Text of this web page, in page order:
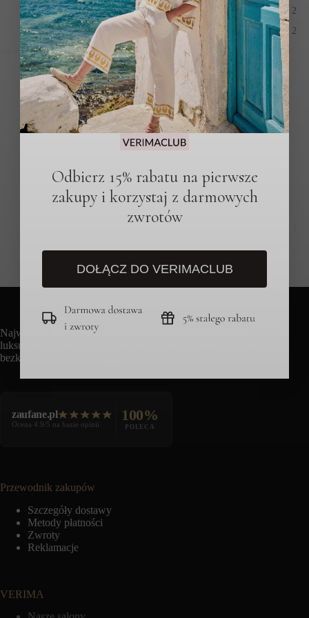
Buty 2
Sandały 2
Najwyższej klasy multibrand z wyselekcjonowaną modą
luksusową. Oferujemy wyjątkowe doświadczenie zakupowe i
bezkompromisową obsługę klienta.
zaufane.pl
Ocena 4.9/5 na bazie opinii
100%
POLECA
Przewodnik zakupów
Szczegóły dostawy
Metody płatności
Zwroty
Reklamacje
VERIMA
Odbierz 15% rabatu na pierwsze
zakupy i korzystaj z darmowych
zwrotów
DOŁĄCZ DO VERIMACLUB